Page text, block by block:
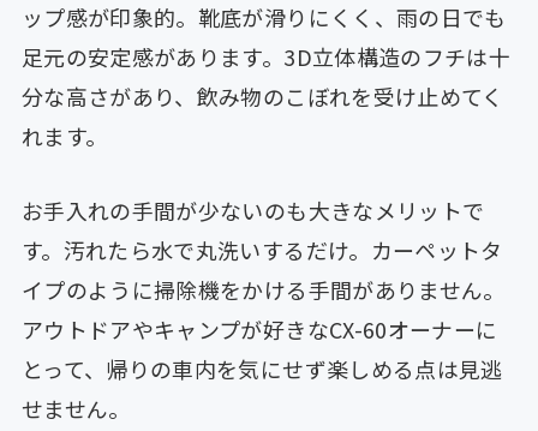
ップ感が印象的。靴底が滑りにくく、雨の日でも
足元の安定感があります。3D立体構造のフチは十
分な高さがあり、飲み物のこぼれを受け止めてく
れます。
お手入れの手間が少ないのも大きなメリットで
す。汚れたら水で丸洗いするだけ。カーペットタ
イプのように掃除機をかける手間がありません。
アウトドアやキャンプが好きなCX-60オーナーに
とって、帰りの車内を気にせず楽しめる点は見逃
せません。